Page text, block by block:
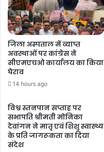
जिला अस्पताल में व्याप्त
अवस्थाओं पर कांग्रेस ने
सीएमएचओ कार्यालय का किया
घेराव
14 hours ago
विश्व स्तनपान सप्ताह पर
सभापति श्रीमती मोनिका
देवांगन ने मातृ एवं शिशु स्वास्थ्य
के प्रति जागरूकता का दिया
संदेश